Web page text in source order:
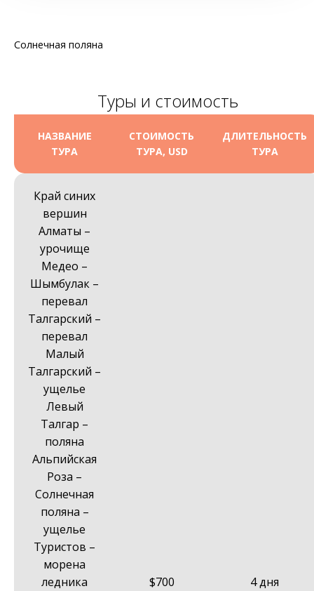
Солнечная поляна
Туры и стоимость
НАЗВАНИЕ
ТУРА
СТОИМОСТЬ
ТУРА, USD
ДЛИТЕЛЬНОСТЬ
ТУРА
Край синих
вершин
Алматы –
урочище
Медео –
Шымбулак –
перевал
Талгарский –
перевал
Малый
Талгарский –
ущелье
Левый
Талгар –
поляна
Альпийская
Роза –
Солнечная
поляна –
ущелье
Туристов –
морена
ледника
$700 4 дня